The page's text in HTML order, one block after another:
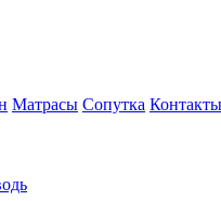
Матрасы Сопутка Контакты